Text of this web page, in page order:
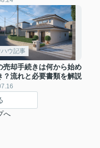
ハウ記事
売却手続きは何から始め
？流れと必要書類を解説
へ